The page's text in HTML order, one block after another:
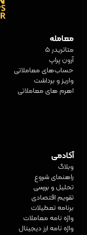
معامله
متاتریدر 5
آرون پراپ
حساب‌های معاملاتی
واریز و برداشت
اهرم های معاملاتی
آکادمی
وبلاگ
راهنمای شروع
تحلیل و بررسی
تقویم اقتصادی
برنامه تعطیلات
واژه‌ نامه معاملات
واژه نامه ارز دیجیتال